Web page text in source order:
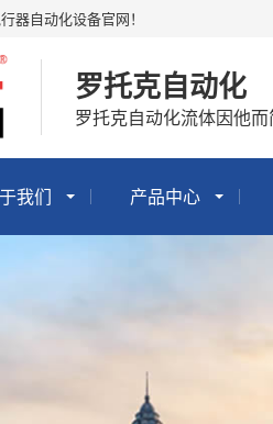
器自动化设备官网！
罗托克自动化
罗托克自动化流体因他
我们 产品中心